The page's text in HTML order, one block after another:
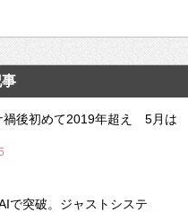
禍後初めて2019年超え 5月は
で突破。ジャストシステ